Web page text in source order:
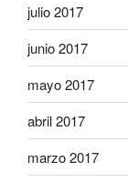
julio 2017
junio 2017
mayo 2017
abril 2017
marzo 2017